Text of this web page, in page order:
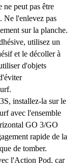
ne peut pas être
Ne l'enlevez pas
sur la planche.
utilisez un
et le décoller à
d'objets
installez-la sur le
avec l'ensemble
GO 3/GO
rapide de la
de tomber.
l'Action Pod, car